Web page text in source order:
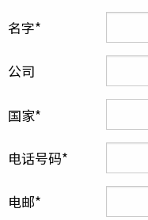
名字
公司
国家
电话号码
电邮